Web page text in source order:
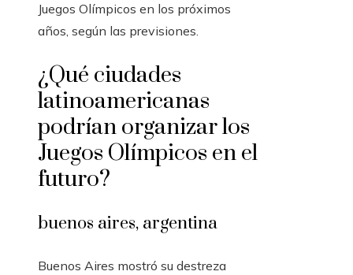
Juegos Olímpicos en los próximos
años, según las previsiones.
¿Qué ciudades
latinoamericanas
podrían organizar los
Juegos Olímpicos en el
futuro?
buenos aires, argentina
Buenos Aires mostró su destreza